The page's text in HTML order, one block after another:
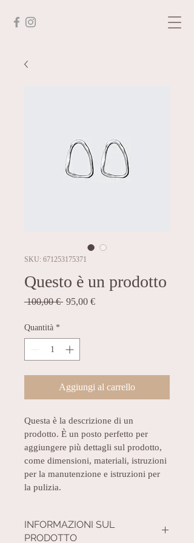
SKU: 671253175371
Questo è un prodotto
100,00 € Prezzo
95,00 €Prezzo
Quantità *
Aggiungi al carrello
Questa è la descrizione di un
prodotto. È un posto perfetto per
aggiungere più dettagli sul prodotto,
come dimensioni, materiali, istruzioni
per la manutenzione e istruzioni per
la pulizia.
INFORMAZIONI SUL
PRODOTTO